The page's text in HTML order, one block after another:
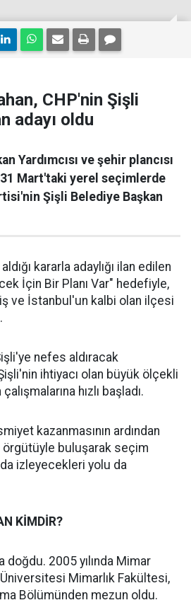
CHP'nin Şişli
adayı oldu
Yardımcısı ve şehir plancısı
31 Mart'taki yerel seçimlerde
Şişli Belediye Başkan
kararla adaylığı ilan edilen
İçin Bir Planı Var" hedefiyle,
ve İstanbul'un kalbi olan ilçesi
nefes aldıracak
ihtiyacı olan büyük ölçekli
hızlı başladı.
kazanmasının ardından
örgütüyle buluşarak seçim
izleyecekleri yolu da
KİMDİR?
doğdu. 2005 yılında Mimar
Mimarlık Fakültesi,
Bölümünden mezun oldu.